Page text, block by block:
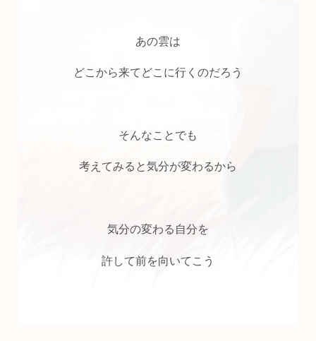
あの雲は
どこから来てどこに行くのだろう
そんなことでも
考えてみると気分が変わるから
気分の変わる自分を
許して前を向いてこう